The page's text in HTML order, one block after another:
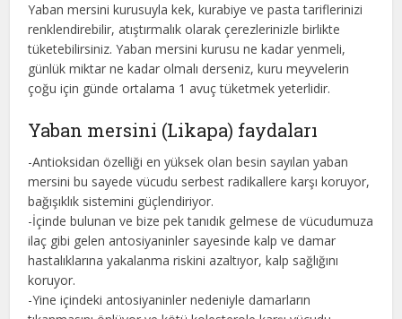
Yaban mersini kurusuyla kek, kurabiye ve pasta tariflerinizi
renklendirebilir, atıştırmalık olarak çerezlerinizle birlikte
tüketebilirsiniz. Yaban mersini kurusu ne kadar yenmeli,
günlük miktar ne kadar olmalı derseniz, kuru meyvelerin
çoğu için günde ortalama 1 avuç tüketmek yeterlidir.
Yaban mersini (Likapa) faydaları
-Antioksidan özelliği en yüksek olan besin sayılan yaban
mersini bu sayede vücudu serbest radikallere karşı koruyor,
bağışıklık sistemini güçlendiriyor.
-İçinde bulunan ve bize pek tanıdık gelmese de vücudumuza
ilaç gibi gelen antosiyaninler sayesinde kalp ve damar
hastalıklarına yakalanma riskini azaltıyor, kalp sağlığını
koruyor.
-Yine içindeki antosiyaninler nedeniyle damarların